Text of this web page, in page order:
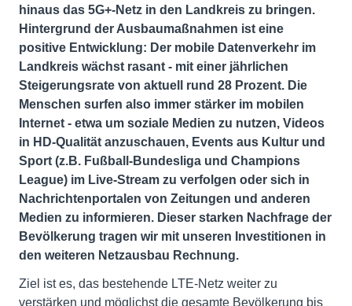
hinaus das 5G+-Netz in den Landkreis zu bringen.
Hintergrund der Ausbaumaßnahmen ist eine
positive Entwicklung: Der mobile Datenverkehr im
Landkreis wächst rasant - mit einer jährlichen
Steigerungsrate von aktuell rund 28 Prozent. Die
Menschen surfen also immer stärker im mobilen
Internet - etwa um soziale Medien zu nutzen, Videos
in HD-Qualität anzuschauen, Events aus Kultur und
Sport (z.B. Fußball-Bundesliga und Champions
League) im Live-Stream zu verfolgen oder sich in
Nachrichtenportalen von Zeitungen und anderen
Medien zu informieren. Dieser starken Nachfrage der
Bevölkerung tragen wir mit unseren Investitionen in
den weiteren Netzausbau Rechnung.
Ziel ist es, das bestehende LTE-Netz weiter zu
verstärken und möglichst die gesamte Bevölkerung bis